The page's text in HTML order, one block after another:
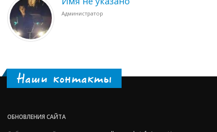
Администратор
Наши контакты
ОБНОВЛЕНИЯ САЙТА